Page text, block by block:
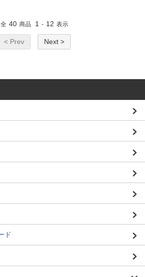
全 40 商品 1 - 12 表示
< Prev Next >
ド